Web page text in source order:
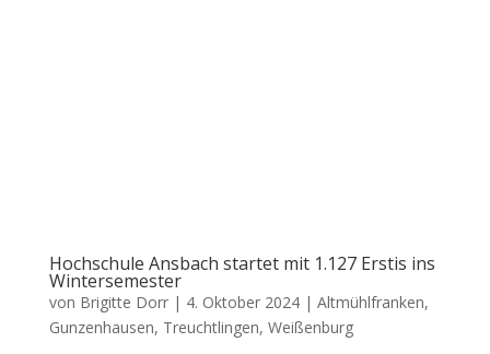
Hochschule Ansbach startet mit 1.127 Erstis ins
Wintersemester
von Brigitte Dorr| 4. Oktober 2024| Altmühlfranken,
Gunzenhausen, Treuchtlingen, Weißenburg